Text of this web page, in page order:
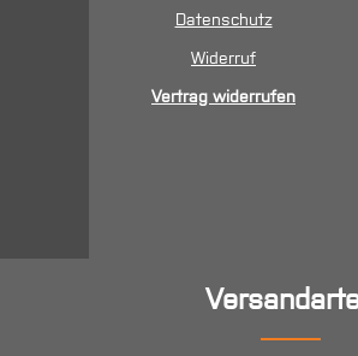
Datenschutz
Widerruf
Vertrag widerrufen